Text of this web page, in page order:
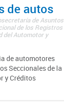
de autos
de Asuntos
de los Registros
del Automotor y
de automotores
Seccionales de la
y Créditos